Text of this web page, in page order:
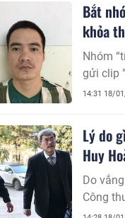
Bắt
khỏa
Nhóm
gửi clip
14:31 18/
Lý do
Huy
Do
Công